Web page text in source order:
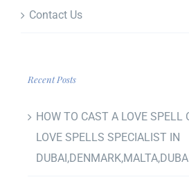
Contact Us
Recent Posts
HOW TO CAST A LOVE SPELL
LOVE SPELLS SPECIALIST IN